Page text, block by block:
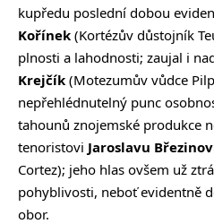
kupředu poslední dobou
Kořínek (Kortézův důstojník
plnosti a lahodnosti; zaujal i
Krejčík (Motezumův vůdce
nepřehlédnutelný punc
tahounů znojemské produkce
tenoristovi Jaroslavu
Cortez); jeho hlas ovšem už
pohyblivosti, neboť evidentně
obor.